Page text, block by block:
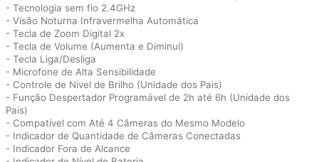
- Tecnologia sem fio 2.4GHz
- Visão Noturna Infravermelha Automática
- Tecla de Zoom Digital 2x
- Tecla de Volume (Aumenta e Diminui)
- Tecla Liga/Desliga
- Microfone de Alta Sensibilidade
- Controle de Nível de Brilho (Unidade dos Pais)
- Função Despertador Programável de 2h até 6h (Unidade dos
Pais)
- Compatível com Até 4 Câmeras do Mesmo Modelo
- Indicador de Quantidade de Câmeras Conectadas
- Indicador Fora de Alcance